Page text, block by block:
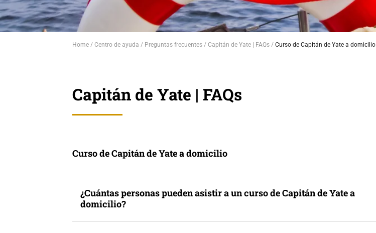
Home Centro de ayuda Preguntas frecuentes Capitán de Yate | FAQs Curso de Capitán de Yate a domicilio
Capitán de Yate | FAQs
Curso de Capitán de Yate a domicilio
¿Cuántas personas pueden asistir a un curso de Capitán de Yate a
domicilio?